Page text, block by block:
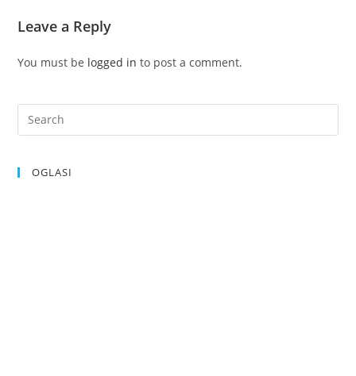
Leave a Reply
You must be logged in to post a comment.
OGLASI